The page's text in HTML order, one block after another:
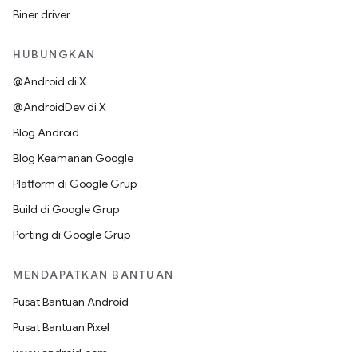
Biner driver
HUBUNGKAN
@Android di X
@AndroidDev di X
Blog Android
Blog Keamanan Google
Platform di Google Grup
Build di Google Grup
Porting di Google Grup
MENDAPATKAN BANTUAN
Pusat Bantuan Android
Pusat Bantuan Pixel